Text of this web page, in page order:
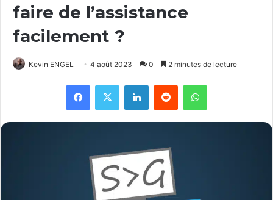
faire de l’assistance
facilement ?
Kevin ENGEL 4 août 2023 0 2 minutes de lecture
Facebook
X LinkedinReddit WhatsApp